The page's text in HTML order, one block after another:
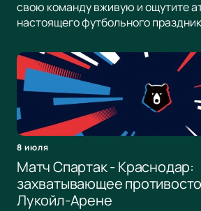
свою команду вживую и ощутите
настоящего футбольного
8 июля
Матч Спартак - Краснодар:
захватывающее
Лукойл-Арене